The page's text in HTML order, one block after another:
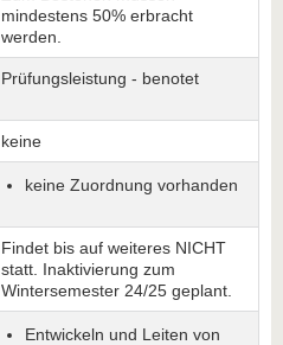
mindestens 50% erbracht
werden.
Prüfungsleistung - benotet
keine
keine Zuordnung vorhanden
Findet bis auf weiteres NICHT
statt. Inaktivierung zum
Wintersemester 24/25 geplant.
Entwickeln und Leiten von